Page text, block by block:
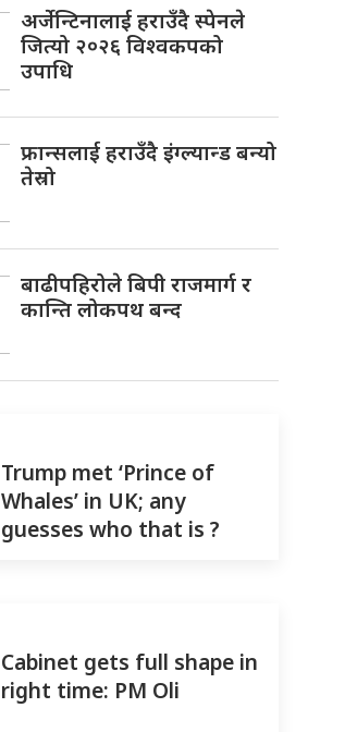
अर्जेन्टिनालाई हराउँदै स्पेनले
जित्यो २०२६ विश्वकपको
उपाधि
फ्रान्सलाई हराउँदै इंग्ल्यान्ड बन्यो
तेस्रो
बाढीपहिरोले बिपी राजमार्ग र
कान्ति लोकपथ बन्द
Trump met ‘Prince of
Whales’ in UK; any
guesses who that is ?
Cabinet gets full shape in
right time: PM Oli